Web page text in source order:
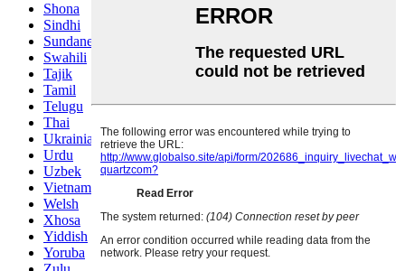
Shona
Sindhi
Sundanese
Swahili
Tajik
Tamil
Telugu
Thai
Ukrainian
Urdu
Uzbek
Vietnamese
Welsh
Xhosa
Yiddish
Yoruba